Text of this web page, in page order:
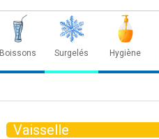
Boissons Surgelés Hygiène
Vaisselle